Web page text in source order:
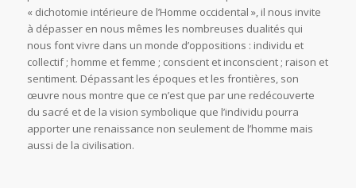
« dichotomie intérieure de l’Homme occidental », il nous invite
à dépasser en nous mêmes les nombreuses dualités qui
nous font vivre dans un monde d’oppositions : individu et
collectif ; homme et femme ; conscient et inconscient ; raison et
sentiment. Dépassant les époques et les frontières, son
œuvre nous montre que ce n’est que par une redécouverte
du sacré et de la vision symbolique que l’individu pourra
apporter une renaissance non seulement de l’homme mais
aussi de la civilisation.